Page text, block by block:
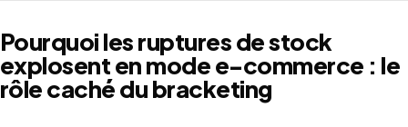
Pourquoi les ruptures de stock
explosent en mode e-commerce : le
rôle caché du bracketing